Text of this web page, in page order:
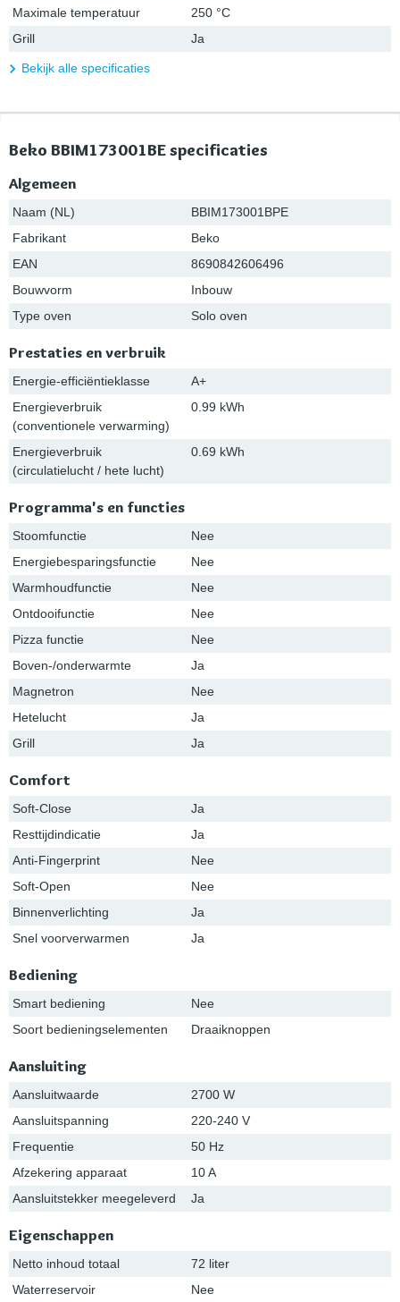
Maximale temperatuur
250 °C
Grill
Ja
Bekijk alle specificaties
Beko BBIM173001BE specificaties
Algemeen
Naam (NL)
BBIM173001BPE
Fabrikant
Beko
EAN
8690842606496
Bouwvorm
Inbouw
Type oven
Solo oven
Prestaties en verbruik
Energie-efficiëntieklasse
A+
Energieverbruik
(conventionele verwarming)
0.99 kWh
Energieverbruik
(circulatielucht / hete lucht)
0.69 kWh
Programma's en functies
Stoomfunctie
Nee
Energiebesparingsfunctie
Nee
Warmhoudfunctie
Nee
Ontdooifunctie
Nee
Pizza functie
Nee
Boven-/onderwarmte
Ja
Magnetron
Nee
Hetelucht
Ja
Grill
Ja
Comfort
Soft-Close
Ja
Resttijdindicatie
Ja
Anti-Fingerprint
Nee
Soft-Open
Nee
Binnenverlichting
Ja
Snel voorverwarmen
Ja
Bediening
Smart bediening
Nee
Soort bedieningselementen
Draaiknoppen
Aansluiting
Aansluitwaarde
2700 W
Aansluitspanning
220-240 V
Frequentie
50 Hz
Afzekering apparaat
10 A
Aansluitstekker meegeleverd
Ja
Eigenschappen
Netto inhoud totaal
72 liter
Waterreservoir
Nee